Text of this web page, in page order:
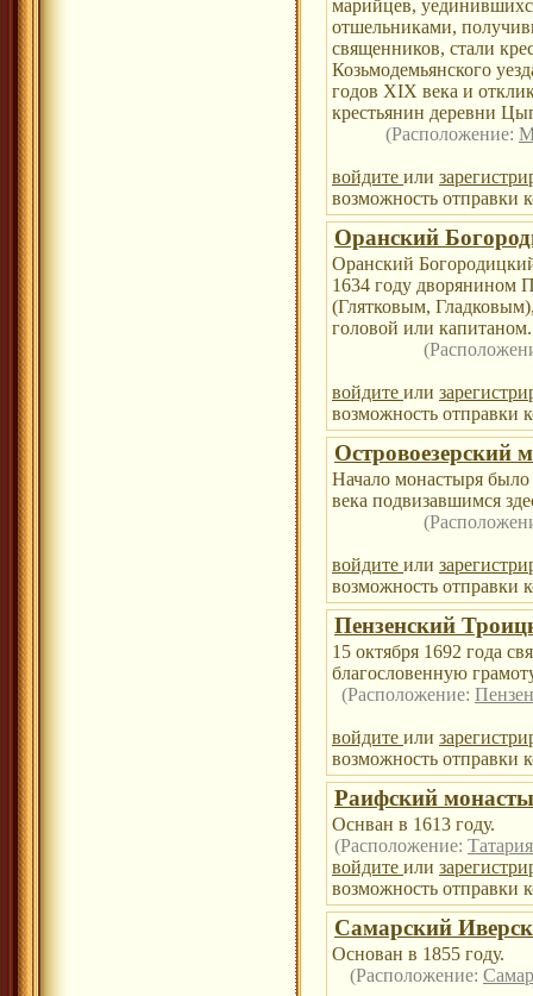
марийцев,
отшельниками,
священников, стали
Козьмодемьянского
годов XIX века и
крестьянин деревни
(Расположение:
войдите или
возможность отправки
Оранский
Оранский
1634 году дворянином
(Глятковым,
головой или капитаном.
войдите или
возможность отправки
Островоезерский
Начало монастыря
века подвизавшимся
войдите или
возможность отправки
Пензенский
15 октября 1692 года
благословенную
(Расположение:
войдите или
возможность отправки
Раифский
Оснван в 1613 году.
(Расположение:
войдите или
возможность отправки
Самарский
Основан в 1855 году.
(Расположение: